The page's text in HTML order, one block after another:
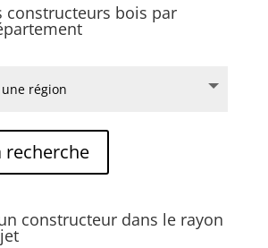
constructeurs bois par
constructeur dans le rayon